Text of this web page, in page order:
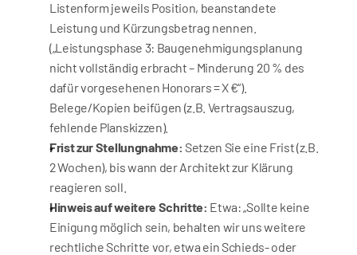
Listenform jeweils Position, beanstandete
Leistung und Kürzungsbetrag nennen.
(„Leistungsphase 3: Baugenehmigungsplanung
nicht vollständig erbracht – Minderung 20 % des
dafür vorgesehenen Honorars = X €“).
Belege/Kopien beifügen (z.B. Vertragsauszug,
fehlende Planskizzen).
Frist zur Stellungnahme: Setzen Sie eine Frist (z.B.
2 Wochen), bis wann der Architekt zur Klärung
reagieren soll.
Hinweis auf weitere Schritte: Etwa: „Sollte keine
Einigung möglich sein, behalten wir uns weitere
rechtliche Schritte vor, etwa ein Schieds- oder